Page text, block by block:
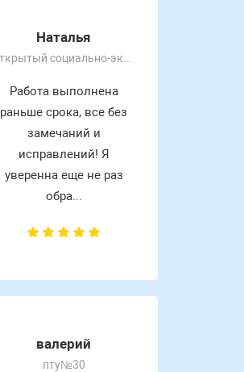
Наталья
Работа выполнена
раньше срока, все без
замечаний и
исправлений! Я
уверенна еще не раз
обра...
валерий
пту№30